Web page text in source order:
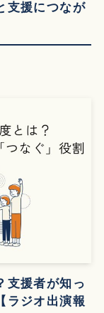
支援につなが
支援者が知っ
ラジオ出演報